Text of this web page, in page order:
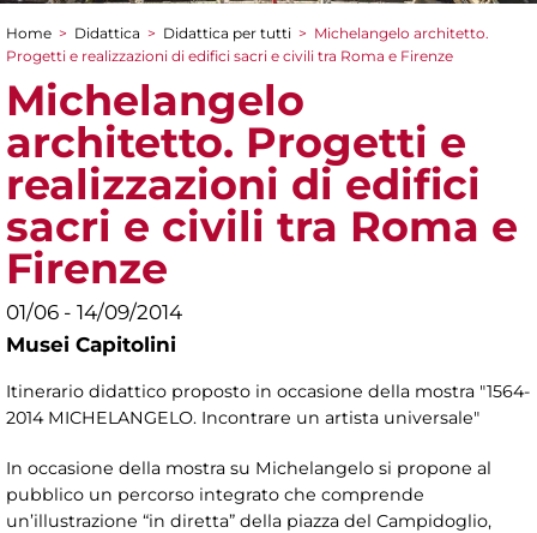
Tu sei qui
Home > Didattica > Didattica per tutti > Michelangelo architetto.
Progetti e realizzazioni di edifici sacri e civili tra Roma e Firenze
Michelangelo
architetto. Progetti e
realizzazioni di edifici
sacri e civili tra Roma e
Firenze
01/06 - 14/09/2014
Musei Capitolini
Itinerario didattico proposto in occasione della mostra "1564-
2014 MICHELANGELO. Incontrare un artista universale"
In occasione della mostra su Michelangelo si propone al
pubblico un percorso integrato che comprende
un’illustrazione “in diretta” della piazza del Campidoglio,